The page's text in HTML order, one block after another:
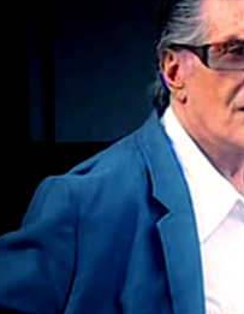
Jacobo Ostos ha
registrado
viuda legalmente.
ha asegurado,
dio la información.
El joven ha dejado
el que está inscrita
el 14 de agosto de
"Por tanto tiene